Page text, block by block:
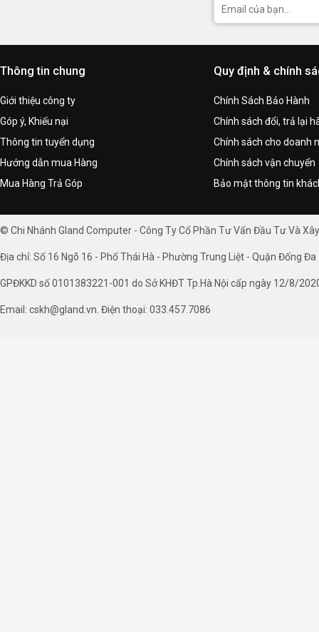
Thông tin chung
Giới thiệu công ty
Góp ý, Khiếu nại
Thông tin tuyển dụng
Hướng dẫn mua Hàng
Mua Hàng Trả Góp
Quy định & chính
Chính Sách Bảo Hành
Chính sách đổi, trả lại
Chính sách cho doanh
Chính sách vận chuyển
Bảo mật thông tin
© Chi Nhánh Gland Computer - Công Ty Cổ Phần Tư Vấn Đầu Tư Và
Địa chỉ: Số 16 Ngõ 16 - Phố Thái Hà - Phường Trung Liệt - Quận Đống Đa
GPĐKKD số 0101383221-001 do Sở KHĐT Tp.Hà Nội cấp ngày 12/8/
Email: cskh@gland.vn. Điện thoại: 033.457.7086